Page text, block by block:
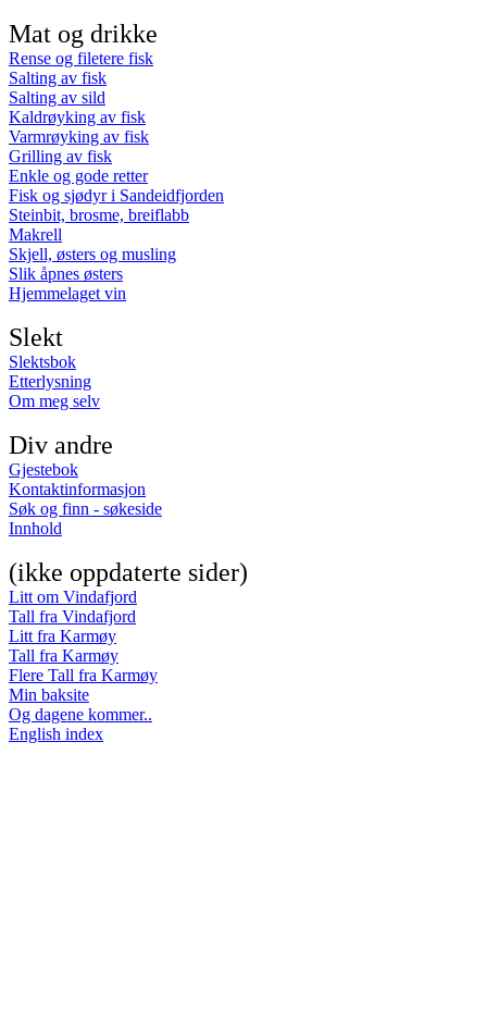
Mat og drikke
Rense og filetere fisk
Salting av fisk
Salting av sild
Kaldrøyking av fisk
Varmrøyking av fisk
Grilling av fisk
Enkle og gode retter
Fisk og sjødyr i Sandeidfjorden
Steinbit, brosme, breiflabb
Makrell
Skjell, østers og musling
Slik åpnes østers
Hjemmelaget vin
Slekt
Slektsbok
Etterlysning
Om meg selv
Div andre
Gjestebok
Kontaktinformasjon
Søk og finn - søkeside
Innhold
(ikke oppdaterte sider)
Litt om Vindafjord
Tall fra Vindafjord
Litt fra Karmøy
Tall fra Karmøy
Flere Tall fra Karmøy
Min baksite
Og dagene kommer..
English index